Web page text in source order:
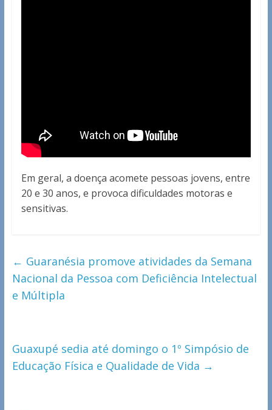
Em geral, a doença acomete pessoas jovens, entre
20 e 30 anos, e provoca dificuldades motoras e
sensitivas.
← Guaranésia promove atividades da Semana
Nacional da Pessoa com Deficiência Intelectual
e Múltipla
Guaxupé sedia até domingo o 1º Simpósio de
Educação Física e Qualidade de Vida →